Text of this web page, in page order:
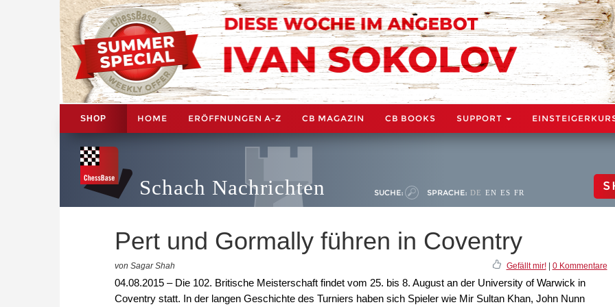
SHOP HOME ERÖFFNUNGEN A-Z CB MAGAZIN CB BOOKS SUPPORT
Schach Nachrichten SUCHE: SPRACHE: DE EN ES FR
Pert und Gormally führen in Coventry
von Sagar Shah Gefällt mir!| 0 Kommentare
04.08.2015 – Die 102. Britische Meisterschaft findet vom 25. bis 8. August an der University of Warwick in
Coventry statt. In der langen Geschichte des Turniers haben sich Spieler wie Mir Sultan Khan, John Nunn